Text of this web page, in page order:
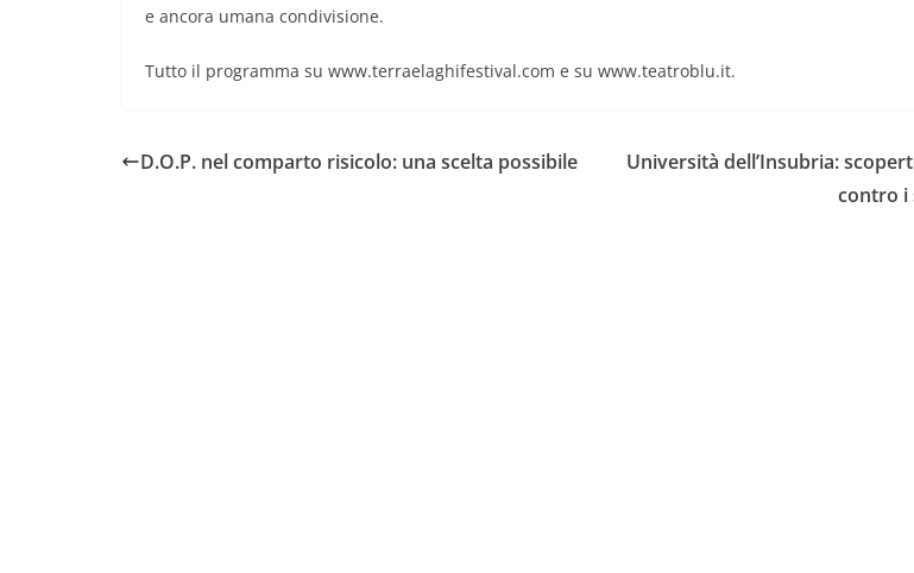
e ancora umana condivisione.
Tutto il programma su www.terraelaghifestival.com e su www.teatroblu.it.
D.O.P. nel comparto risicolo: una scelta possibile
Università dell’Insubria:
contro i